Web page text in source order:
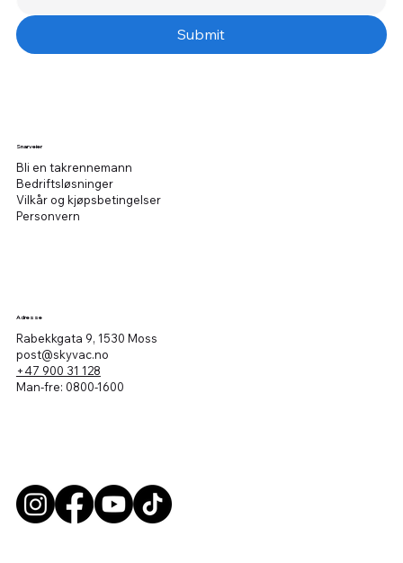
Submit
Snarveier
Bli en takrennemann
Bedriftsløsninger
Vilkår og kjøpsbetingelser
Personvern
Adresse
Rabekkgata 9, 1530 Moss
post@skyvac.no
+47 900 31 128
Man-fre: 0800-1600